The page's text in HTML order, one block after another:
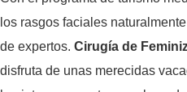
los rasgos faciales
de expertos. Cirugía de
disfruta de unas merecidas